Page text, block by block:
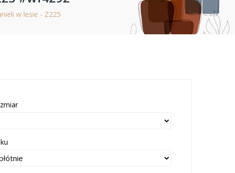
w lesie - Z225